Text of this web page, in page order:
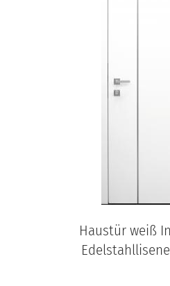
Haustür weiß